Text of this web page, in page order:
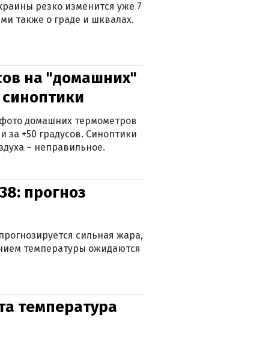
резко изменится уже 7
также о граде и шквалах.
на "домашних"
фото домашних термометров
+50 градусов. Синоптики
– неправильное.
прогноз
сильная жара,
температуры ожидаются
температура